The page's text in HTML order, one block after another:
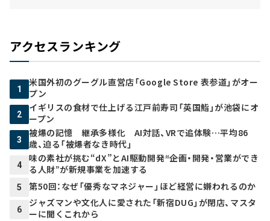
アクセスランキング
1
米国外初のグーグル直営店「Google Store 表参道」がオー
プン
2
イギリスの食材で仕上げる江戸前寿司「英国鮨」が池袋にオ
ープン
3
被爆の記憶 継承多様化 AI対話、VRで追体験…平均86
歳、迫る「被爆者なき時代」
4
味の素社が挑む“dX”とAI駆動開発――“企画・開発・営業ができ
る人財”が新規事業を加速する
5 第50回：なぜ「優秀なマネジャー」ほど経営に嫌われるのか
6
ジャズマンや文化人に愛された「新宿DUG」が閉店、マスタ
ーに聞くこれから